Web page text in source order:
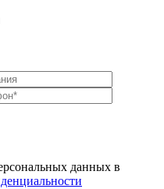
данных в